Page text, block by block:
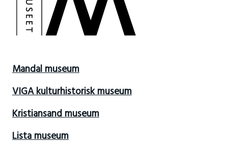
Mandal museum
VIGA kulturhistorisk museum
Kristiansand museum
Lista museum